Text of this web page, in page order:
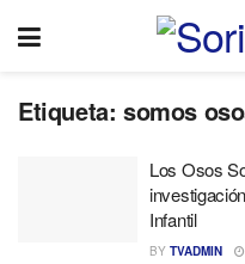
Etiqueta: somos
Los Osos
Infantil
BY TVADMIN